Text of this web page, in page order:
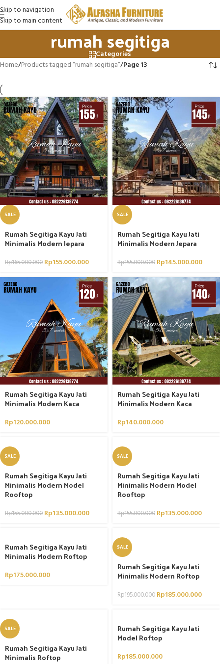
Skip to navigation
Skip to main content
rumah segitiga
Categories
Home/Products tagged “rumah segitiga”/Page 13
SALE
Rumah Segitiga Kayu Jati
Minimalis Modern Jepara
Rp165.000.000 Rp155.000.000
SALE
Rumah Segitiga Kayu Jati
Minimalis Modern Jepara
Rp155.000.000 Rp145.000.000
Rumah Segitiga Kayu Jati
Minimalis Modern Kaca
Rp120.000.000
Rumah Segitiga Kayu Jati
Minimalis Modern Kaca
Rp140.000.000
SALE
Rumah Segitiga Kayu Jati
Minimalis Modern Model
Rooftop
Rp155.000.000 Rp135.000.000
SALE
Rumah Segitiga Kayu Jati
Minimalis Modern Model
Rooftop
Rp155.000.000 Rp135.000.000
Rumah Segitiga Kayu Jati
Minimalis Modern Roftop
Rp175.000.000
SALE
Rumah Segitiga Kayu Jati
Minimalis Modern Roftop
Rp195.000.000 Rp185.000.000
SALE
Rumah Segitiga Kayu Jati
Minimalis Roftop
Rumah Segitiga Kayu Jati
Model Roftop
Rp185.000.000